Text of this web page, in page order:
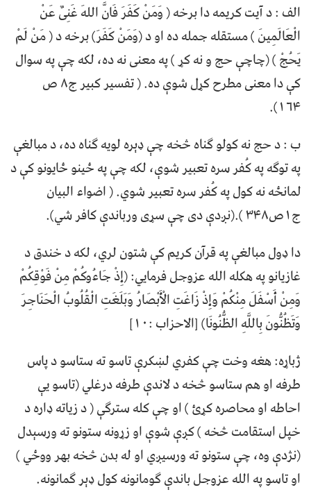
الف : د آیت کریمه دا برخه ( وَمَنْ کَفَرَ فَانَّ اللهَ غَنِیٌ عَنْ
الْعَالَمِینَ ) مستقله جمله ده او د (وَمَنْ کَفَرَ) برخه د ( مَنْ لَمْ
یَحُجْ ) (چاچې حج و نه کړ ) په معنی نه ده، لکه چې په سوال
کې دا معنی مطرح کړل شوې ده. ( تفسیر کبیر ج۸ ص
۱۶۴).
ب : د حج نه کولو ګناه څخه چې ډېره لویه ګناه ده، د مبالغې
په توګه په کُفر سره تعبیر شوې، لکه چې په ځینو ځایونو کې د
لمانځه نه کول په کُفر سره تعبیر شوي. ( اضواء البیان
ج۱ص۳۴۸ ).(نږدې دی چې سړی ورباندې کافر شي).
دا ډول مبالغې په قرآن کریم کې شتون لري، لکه د خندق د
غازیانو په هکله الله عزوجل فرمایي: (إِذْ جَاءُوكُمْ مِنْ فَوْقِكُمْ
وَمِنْ أَسْفَلَ مِنْكُمْ وَإِذْ زَاغَتِ الْأَبْصَارُ وَبَلَغَتِ الْقُلُوبُ الْحَنَاجِرَ
وَتَظُنُّونَ بِاللَّهِ الظُّنُونَا) [الاحزاب :۱۰]
ژباړه: هغه وخت چې کفري لښکرې تاسو ته ستاسو د پاس
طرفه او هم ستاسو څخه د لاندې طرفه درغلي (تاسو یې
احاطه او محاصره کړئ ) او چې کله سترګې ( د زیاته ډاره د
خپل استقامت څخه ) کږې شوې او زړونه ستونو ته ورسېدل
(نژدې وه، چې ستونو ته ورسیږي او له بدن څخه بهر ووځي )
او تاسو په الله عزوجل باندې ګومانونه کول ډېر ګمانونه.